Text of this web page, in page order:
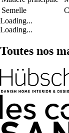
Semelle
Loading...
Loading...
Toutes nos